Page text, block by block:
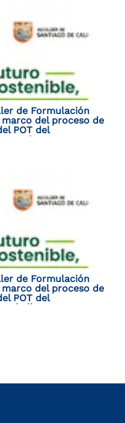
de Formulación
del proceso de
POT del
de Formulación
del proceso de
POT del